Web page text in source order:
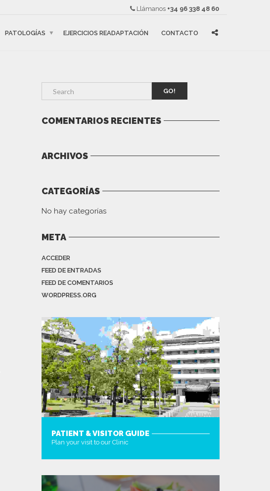
Llámanos +34 96 338 48 60
PATOLOGÍAS EJERCICIOS READAPTACIÓN CONTACTO
GO!
COMENTARIOS RECIENTES
ARCHIVOS
CATEGORÍAS
No hay categorías
META
ACCEDER
FEED DE ENTRADAS
FEED DE COMENTARIOS
WORDPRESS.ORG
PATIENT & VISITOR GUIDE
Plan your visit to our Clinic